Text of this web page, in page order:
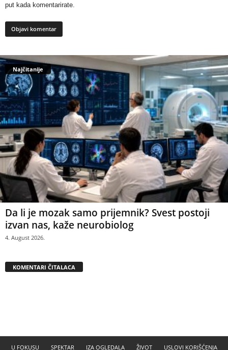
put kada komentarirate.
Najčitanije
Da li je mozak samo prijemnik? Svest postoji
izvan nas, kaže neurobiolog
4. August 2026.
KOMENTARI ČITALACA
U FOKUSU SPEKTAR IZA OGLEDALA ŽIVOT USLOVI KORIŠĆENJA